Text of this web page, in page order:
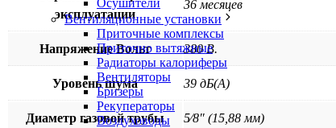
Вентиляционные установки
Приточные комплексы
Приточно вытяжные
Радиаторы калориферы
Вентиляторы
Бризеры
Рекуператоры
Воздуховоды
эксплуатации
36 месяцев
Напряжение Вольт 380 В.
Уровень шума 39 дБ(А)
Диаметр газовой трубы 5⁄8″ (15,88 мм)